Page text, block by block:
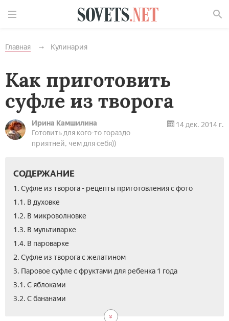
Главная Кулинария
Как приготовить
суфле из творога
Ирина Камшилина
Готовить для кого-то гораздо
приятней, чем для себя))
14 дек. 2014 г.
СОДЕРЖАНИЕ
1. Суфле из творога - рецепты приготовления с фото
1.1. В духовке
1.2. В микроволновке
1.3. В мультиварке
1.4. В пароварке
2. Суфле из творога с желатином
3. Паровое суфле с фруктами для ребенка 1 года
3.1. С яблоками
3.2. С бананами